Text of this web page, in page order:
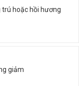
hoặc hồi hương
giảm